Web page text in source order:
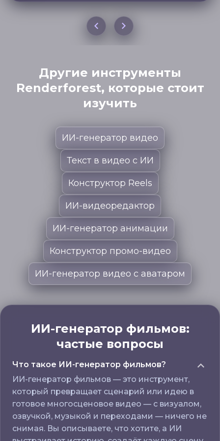
Другие инструменты
Renderforest, которые стоит
изучить
ИИ-генератор видео
Текст в видео с ИИ
Конструктор Reels
ИИ-видеоредактор
ИИ-генератор анимации
Конструктор промо-видео
ИИ-генератор видео с аватаром
ИИ-генератор фильмов:
частые вопросы
Что такое ИИ-генератор фильмов?
ИИ-генератор фильмов — это инструмент,
который превращает сценарий или идею в
готовое многосценовое видео — с визуалом,
озвучкой, музыкой и переходами — ничего не
снимая. Вы описываете, что хотите, а ИИ